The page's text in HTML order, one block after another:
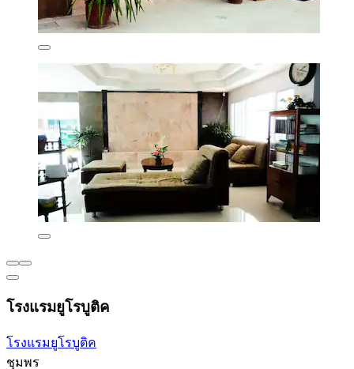
โรงแรมยูโรบูติค
โรงแรมยูโรบูติค
ชุมพร